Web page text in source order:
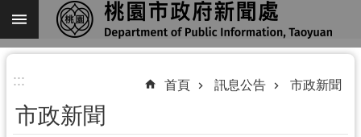
跳到主要內容區塊
進
搜
尋
::: 首頁 訊息公告 市政新聞
市政新聞